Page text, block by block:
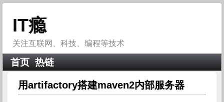
IT瘾
关注互联网、科技、编程等技术
首页 热链
用artifactory搭建maven2内部服务器